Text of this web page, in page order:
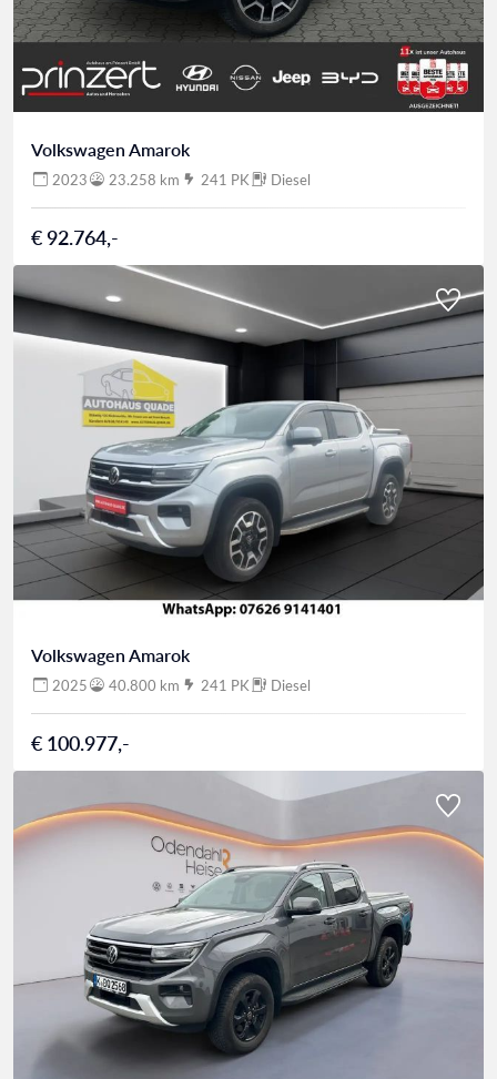
Volkswagen Amarok
2023 23.258 km 241 PK Diesel
€ 92.764,-
Volkswagen Amarok
2025 40.800 km 241 PK Diesel
€ 100.977,-